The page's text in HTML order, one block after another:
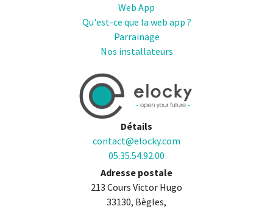
Web App
Qu'est-ce que la web app ?
Parrainage
Nos installateurs
Détails
contact@elocky.com
05.35.54.92.00
Adresse postale
213 Cours Victor Hugo
33130, Bègles,